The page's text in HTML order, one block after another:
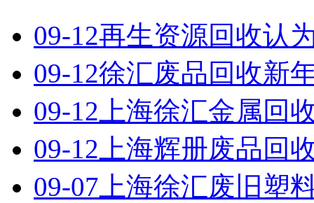
09-12再生资源回收认
09-12徐汇废品回收新
09-12 上海徐汇金属回
09-12 上海辉册废品回
09-07 上海徐汇废旧塑